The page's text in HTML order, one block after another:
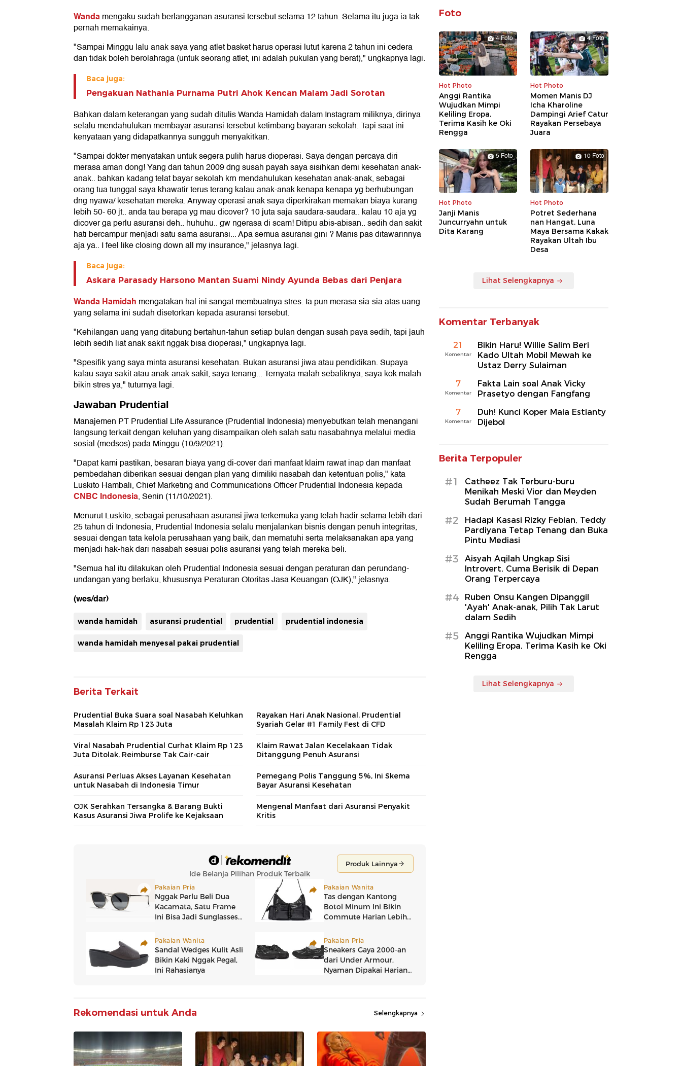
Wandamengaku sudah berlangganan asuransi tersebut selama 12 tahun. Selama itu juga ia tak
pernah memakainya.
"Sampai Minggu lalu anak saya yang atlet basket harus operasi lutut karena 2 tahun ini cedera
dan tidak boleh berolahraga (untuk seorang atlet, ini adalah pukulan yang berat)," ungkapnya lagi.
Baca juga:
Pengakuan Nathania Purnama Putri Ahok Kencan Malam Jadi Sorotan
Bahkan dalam keterangan yang sudah ditulis Wanda Hamidah dalam Instagram miliknya, dirinya
selalu mendahulukan membayar asuransi tersebut ketimbang bayaran sekolah. Tapi saat ini
kenyataan yang didapatkannya sungguh menyakitkan.
"Sampai dokter menyatakan untuk segera pulih harus dioperasi. Saya dengan percaya diri
merasa aman dong! Yang dari tahun 2009 dng susah payah saya sisihkan demi kesehatan anak-
anak.. bahkan kadang telat bayar sekolah krn mendahulukan kesehatan anak-anak, sebagai
orang tua tunggal saya khawatir terus terang kalau anak-anak kenapa kenapa yg berhubungan
dng nyawa/ kesehatan mereka. Anyway operasi anak saya diperkirakan memakan biaya kurang
lebih 50- 60 jt.. anda tau berapa yg mau dicover? 10 juta saja saudara-saudara.. kalau 10 aja yg
dicover ga perlu asuransi deh.. huhuhu.. gw ngerasa di scam! Ditipu abis-abisan.. sedih dan sakit
hati bercampur menjadi satu sama asuransi... Apa semua asuransi gini ? Manis pas ditawarinnya
aja ya.. I feel like closing down all my insurance," jelasnya lagi.
Baca juga:
Askara Parasady Harsono Mantan Suami Nindy Ayunda Bebas dari Penjara
Wanda Hamidah mengatakan hal ini sangat membuatnya stres. Ia pun merasa sia-sia atas uang
yang selama ini sudah disetorkan kepada asuransi tersebut.
"Kehilangan uang yang ditabung bertahun-tahun setiap bulan dengan susah paya sedih, tapi jauh
lebih sedih liat anak sakit nggak bisa dioperasi," ungkapnya lagi.
"Spesifik yang saya minta asuransi kesehatan. Bukan asuransi jiwa atau pendidikan. Supaya
kalau saya sakit atau anak-anak sakit, saya tenang... Ternyata malah sebaliknya, saya kok malah
bikin stres ya," tuturnya lagi.
Jawaban Prudential
Manajemen PT Prudential Life Assurance (Prudential Indonesia) menyebutkan telah menangani
langsung terkait dengan keluhan yang disampaikan oleh salah satu nasabahnya melalui media
sosial (medsos) pada Minggu (10/9/2021).
"Dapat kami pastikan, besaran biaya yang di-cover dari manfaat klaim rawat inap dan manfaat
pembedahan diberikan sesuai dengan plan yang dimiliki nasabah dan ketentuan polis," kata
Luskito Hambali, Chief Marketing and Communications Officer Prudential Indonesia kepada
CNBC Indonesia, Senin (11/10/2021).
Menurut Luskito, sebagai perusahaan asuransi jiwa terkemuka yang telah hadir selama lebih dari
25 tahun di Indonesia, Prudential Indonesia selalu menjalankan bisnis dengan penuh integritas,
sesuai dengan tata kelola perusahaan yang baik, dan mematuhi serta melaksanakan apa yang
menjadi hak-hak dari nasabah sesuai polis asuransi yang telah mereka beli.
"Semua hal itu dilakukan oleh Prudential Indonesia sesuai dengan peraturan dan perundang-
undangan yang berlaku, khususnya Peraturan Otoritas Jasa Keuangan (OJK)," jelasnya.
(wes/dar)
wanda hamidah asuransi prudential prudential prudential indonesia
wanda hamidah menyesal pakai prudential
Berita Terkait
Prudential Buka Suara soal Nasabah Keluhkan
Masalah Klaim Rp 123 Juta
Rayakan Hari Anak Nasional, Prudential
Syariah Gelar #1 Family Fest di CFD
Viral Nasabah Prudential Curhat Klaim Rp 123
Juta Ditolak, Reimburse Tak Cair-cair
Klaim Rawat Jalan Kecelakaan Tidak
Ditanggung Penuh Asuransi
Asuransi Perluas Akses Layanan Kesehatan
untuk Nasabah di Indonesia Timur
Pemegang Polis Tanggung 5%, Ini Skema
Bayar Asuransi Kesehatan
OJK Serahkan Tersangka & Barang Bukti
Kasus Asuransi Jiwa Prolife ke Kejaksaan
Mengenal Manfaat dari Asuransi Penyakit
Kritis
Rekomendasi untuk Anda Selengkapnya
Foto
4 Foto
Hot Photo
Anggi Rantika
Wujudkan Mimpi
Keliling Eropa,
Terima Kasih ke Oki
Rengga
4 Foto
Hot Photo
Momen Manis DJ
Icha Kharoline
Dampingi Arief Catur
Rayakan Persebaya
Juara
5 Foto
Hot Photo
Janji Manis
Juncurryahn untuk
Dita Karang
10 Foto
Hot Photo
Potret Sederhana
nan Hangat, Luna
Maya Bersama Kakak
Rayakan Ultah Ibu
Desa
Lihat Selengkapnya
Komentar Terbanyak
21
Komentar
Bikin Haru! Willie Salim Beri
Kado Ultah Mobil Mewah ke
Ustaz Derry Sulaiman
7
Komentar
Fakta Lain soal Anak Vicky
Prasetyo dengan Fangfang
7
Komentar
Duh! Kunci Koper Maia Estianty
Dijebol
Berita Terpopuler
#1
Catheez Tak Terburu-buru
Menikah Meski Vior dan Meyden
Sudah Berumah Tangga
#2
Hadapi Kasasi Rizky Febian, Teddy
Pardiyana Tetap Tenang dan Buka
Pintu Mediasi
#3
Aisyah Aqilah Ungkap Sisi
Introvert, Cuma Berisik di Depan
Orang Terpercaya
#4
Ruben Onsu Kangen Dipanggil
'Ayah' Anak-anak, Pilih Tak Larut
dalam Sedih
#5
Anggi Rantika Wujudkan Mimpi
Keliling Eropa, Terima Kasih ke Oki
Rengga
Lihat Selengkapnya